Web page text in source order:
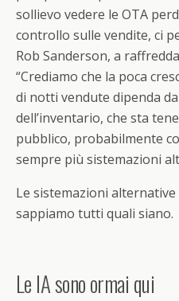
sollievo vedere le OTA
controllo sulle vendite, ci
Rob Sanderson, a
“Crediamo che la poca
di notti vendute dipenda
dell’inventario, che sta
pubblico, probabilmente
sempre più sistemazioni
Le sistemazioni
sappiamo tutti quali siano.
Le IA sono ormai qui